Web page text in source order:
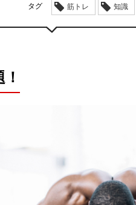
タグ 筋トレ 知識